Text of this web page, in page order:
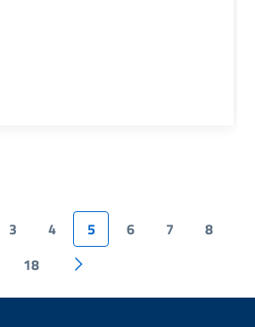
3 4 5 6 7
8
18